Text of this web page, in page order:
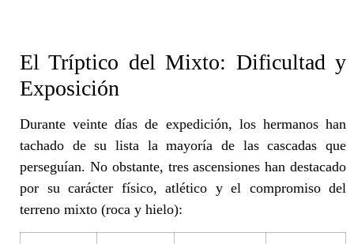
El Tríptico del Mixto: Dificultad y
Exposición
Durante veinte días de expedición, los hermanos han
tachado de su lista la mayoría de las cascadas que
perseguían. No obstante, tres ascensiones han destacado
por su carácter físico, atlético y el compromiso del
terreno mixto (roca y hielo):